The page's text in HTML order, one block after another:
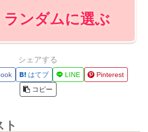
ランダムに選ぶ
シェアする
はてブ LINE
Pinterest
コピー
ト